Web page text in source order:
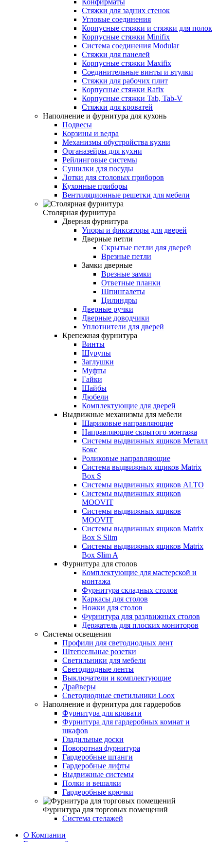
Стяжки для задних стенок
Угловые соединения
Корпусные стяжки и стяжки для полок
Корпусные стяжки Minifix
Система соединения Modular
Стяжки для панелей
Корпусные стяжки Maxifix
Соединительные винты и втулки
Стяжки для рабочих плит
Корпусные стяжки Rafix
Корпусные стяжки Tab, Tab-V
Стяжки для кроватей
Наполнение и фурнитура для кухонь
Подвесы
Корзины и ведра
Механизмы обустройства кухни
Органазейры для кухни
Рейлинговые системы
Сушилки для посуды
Лотки для столовых приборов
Кухонные приборы
Вентиляционные решетки для мебели
Столярная фурнитура
Дверная фурнитура
Упоры и фиксаторы для дверей
Дверные петли
Скрытые петли для дверей
Врезные петли
Замки дверные
Врезные замки
Ответные планки
Шпингалеты
Цилиндры
Дверные ручки
Дверные доводчики
Уплотнители для дверей
Крепежная фурнитура
Винты
Шурупы
Заглушки
Муфты
Гайки
Шайбы
Дюбели
Комплектующие для дверей
Выдвижные механизмы для мебели
Шариковые направляющие
Направляющие скрытого монтажа
Системы выдвижных ящиков Металл
Бокс
Роликовые направляющие
Система выдвижных ящиков Matrix
Box S
Системы выдвижных ящиков ALTO
Системы выдвижных ящиков
MOOVIT
Системы выдвижных ящиков
MOOVIT
Системы выдвижных ящиков Matrix
Box S Slim
Системы выдвижных ящиков Matrix
Box Slim A
Фурнитура для столов
Комплектующие для мастерской и
монтажа
Фурнитура складных столов
Каркасы для столов
Ножки для столов
Фурнитура для раздвижных столов
Держатель для плоских мониторов
Системы освещения
Профили для светодиодных лент
Штепсельные розетки
Светильники для мебели
Светодиодные ленты
Выключатели и комплектующие
Драйверы
Светодиодные светильники Loox
Наполнение и фурнитура для гардеробов
Фурнитура для кровати
Фурнитура для гардеробных комнат и
шкафов
Гладильные доски
Поворотная фурнитура
Гардеробные штанги
Гардеробные лифты
Выдвижные системы
Полки и вешалки
Гардеробные крючки
Фурнитура для торговых помещений
Система стелажей
О Компании